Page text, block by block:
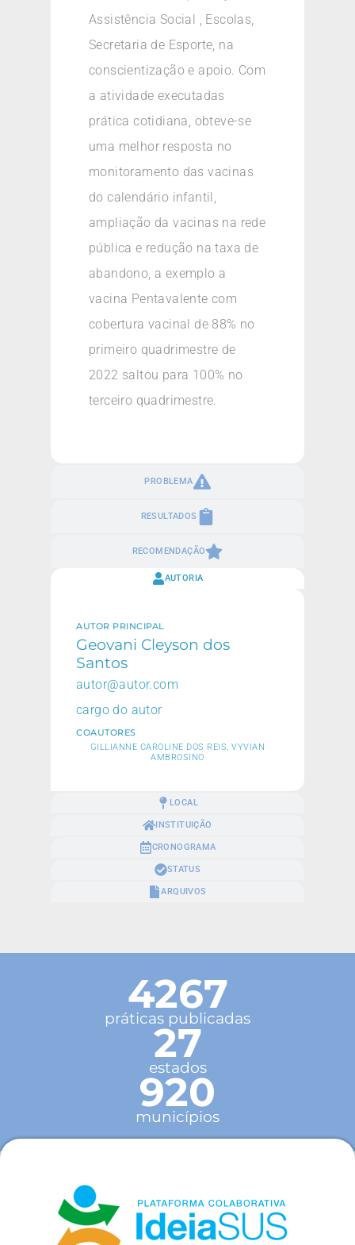
PROBLEMA
RESULTADOS
RECOMENDAÇÃO
Assistência Social , Escolas,
Secretaria de Esporte, na
conscientização e apoio. Com
a atividade executadas
prática cotidiana, obteve-se
uma melhor resposta no
monitoramento das vacinas
do calendário infantil,
ampliação da vacinas na rede
pública e redução na taxa de
abandono, a exemplo a
vacina Pentavalente com
cobertura vacinal de 88% no
primeiro quadrimestre de
2022 saltou para 100% no
terceiro quadrimestre.
AUTORIA
LOCAL
INSTITUIÇÃO
CRONOGRAMA
STATUS
ARQUIVOS
AUTOR PRINCIPAL
Geovani Cleyson dos
Santos
autor@autor.com
cargo do autor
COAUTORES
GILLIANNE CAROLINE DOS REIS, VYVIAN
AMBROSINO
4267
práticas publicadas
27
estados
920
municípios